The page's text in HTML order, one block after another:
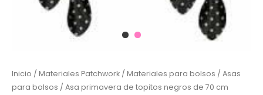
Inicio / Materiales Patchwork / Materiales para bolsos / Asas
para bolsos / Asa primavera de topitos negros de 70 cm